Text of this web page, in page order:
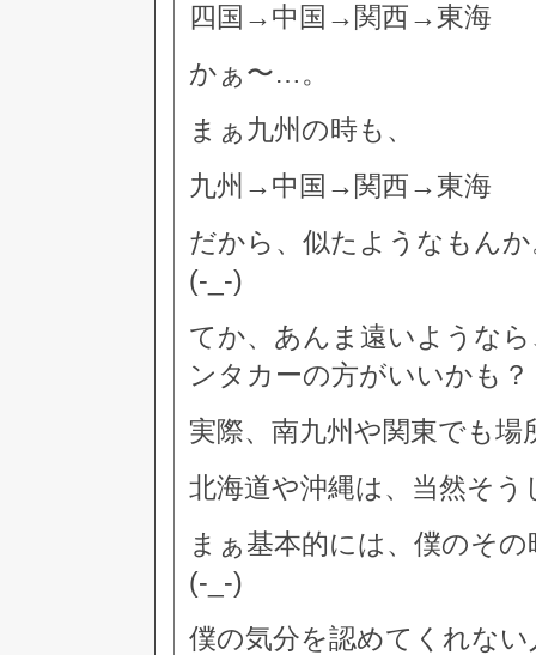
四国→中国→関西→東海
かぁ〜…。
まぁ九州の時も、
九州→中国→関西→東海
だから、似たようなもん
(-_-)
てか、あんま遠いような
ンタカーの方がいいかも？
実際、南九州や関東でも
北海道や沖縄は、当然そう
まぁ基本的には、僕のそ
(-_-)
僕の気分を認めてくれな